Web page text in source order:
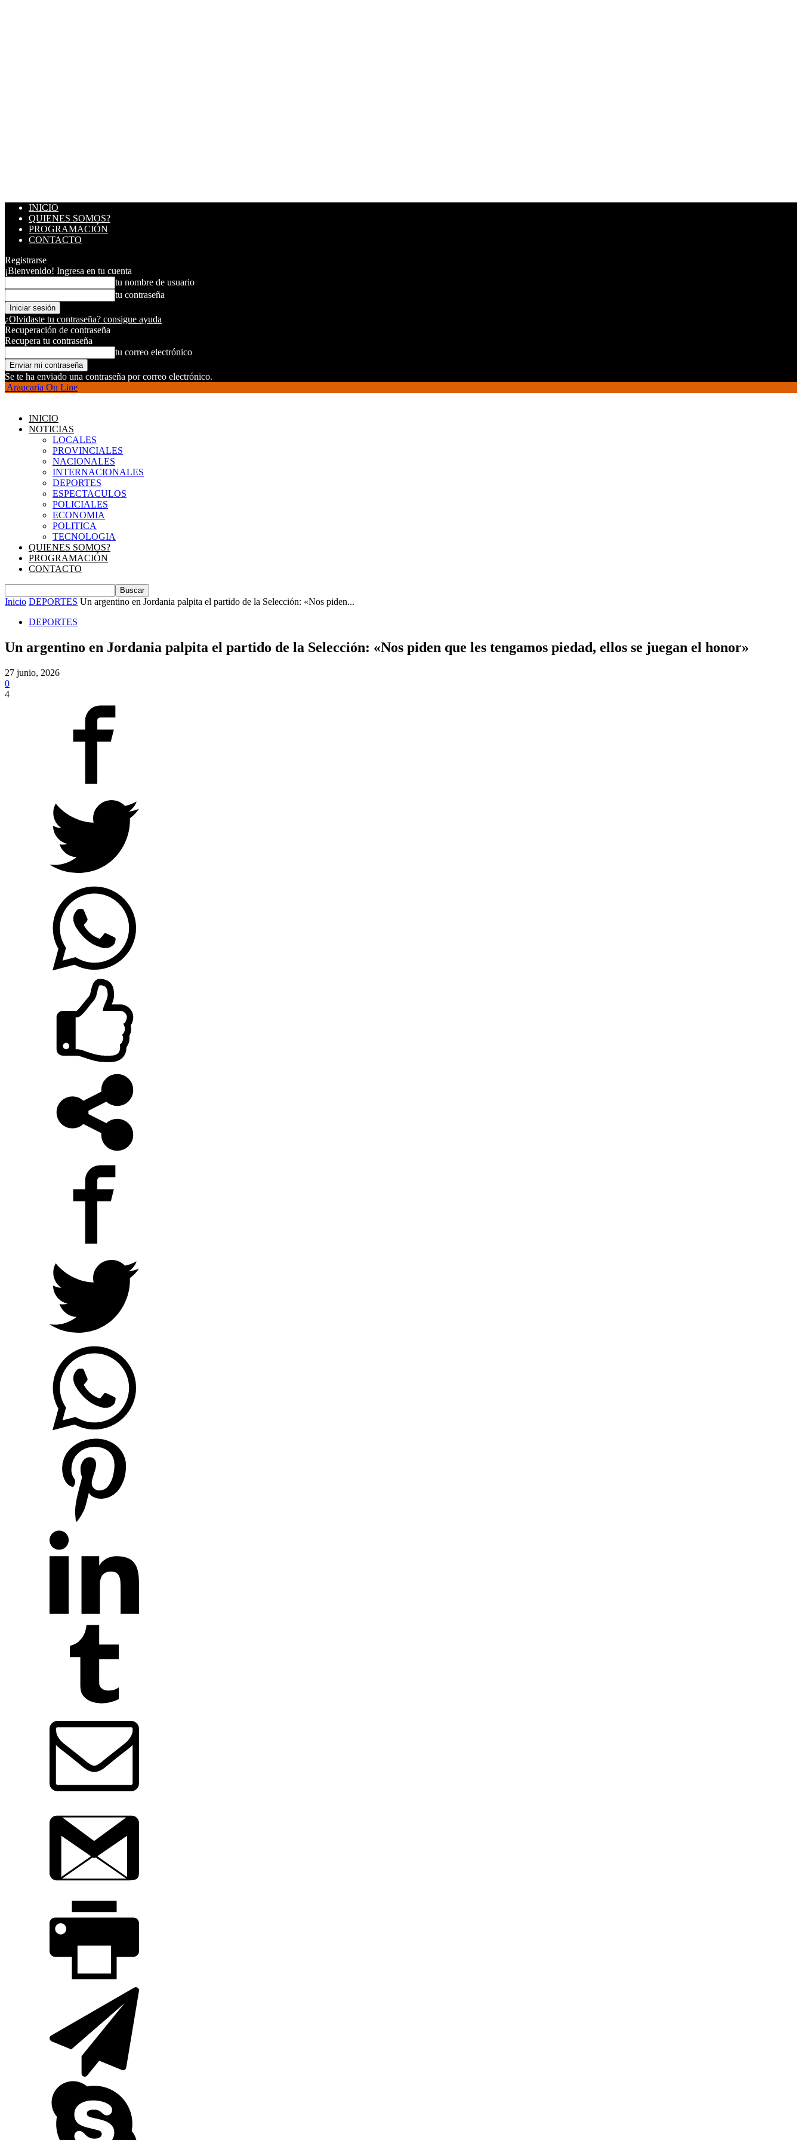
INICIO
QUIENES SOMOS?
PROGRAMACIÓN
CONTACTO
Registrarse
¡Bienvenido! Ingresa en tu cuenta
tu nombre de usuario
tu contraseña
¿Olvidaste tu contraseña? consigue ayuda
Recuperación de contraseña
Recupera tu contraseña
tu correo electrónico
Se te ha enviado una contraseña por correo electrónico.
Araucaria On Line
INICIO
NOTICIAS
LOCALES
PROVINCIALES
NACIONALES
INTERNACIONALES
DEPORTES
ESPECTACULOS
POLICIALES
ECONOMIA
POLITICA
TECNOLOGIA
QUIENES SOMOS?
PROGRAMACIÓN
CONTACTO
Inicio DEPORTES Un argentino en Jordania palpita el partido de la Selección: «Nos piden...
DEPORTES
Un argentino en Jordania palpita el partido de la Selección: «Nos piden que les tengamos piedad, ellos se juegan el honor»
27 junio, 2026
0
4